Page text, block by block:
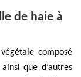
de haie à
composé
que d’autres